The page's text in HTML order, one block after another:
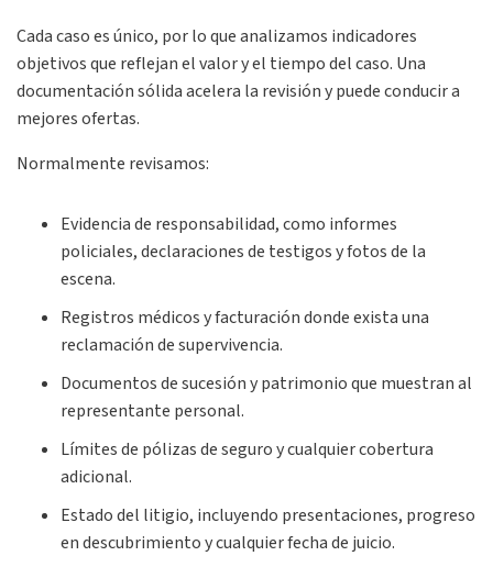
Cada caso es único, por lo que analizamos indicadores
objetivos que reflejan el valor y el tiempo del caso. Una
documentación sólida acelera la revisión y puede conducir a
mejores ofertas.
Normalmente revisamos:
Evidencia de responsabilidad, como informes
policiales, declaraciones de testigos y fotos de la
escena.
Registros médicos y facturación donde exista una
reclamación de supervivencia.
Documentos de sucesión y patrimonio que muestran al
representante personal.
Límites de pólizas de seguro y cualquier cobertura
adicional.
Estado del litigio, incluyendo presentaciones, progreso
en descubrimiento y cualquier fecha de juicio.